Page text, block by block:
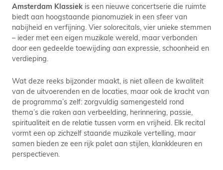
Amsterdam Klassiek is een nieuwe concertserie die ruimte
biedt aan hoogstaande pianomuziek in een sfeer van
nabijheid en verfijning. Vier solorecitals, vier unieke stemmen
– ieder met een eigen muzikale wereld, maar verbonden
door een gedeelde toewijding aan expressie, schoonheid en
verdieping.
Wat deze reeks bijzonder maakt, is niet alleen de kwaliteit
van de uitvoerenden en de locaties, maar ook de kracht van
de programma’s zelf: zorgvuldig samengesteld rond
thema’s die raken aan verbeelding, herinnering, passie,
spiritualiteit en de relatie tussen vorm en vrijheid. Elk recital
vormt een op zichzelf staande muzikale vertelling, maar
samen bieden ze een rijk palet aan stijlen, klankkleuren en
perspectieven.